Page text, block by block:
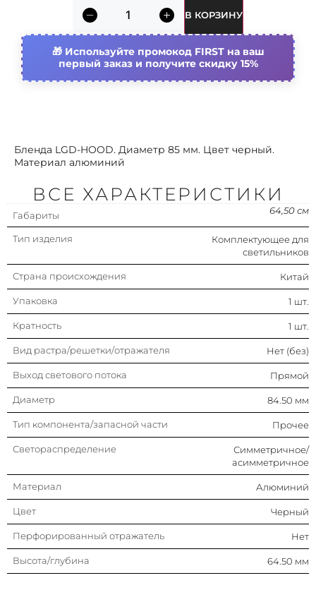
Бленда LGD-HOOD. Диаметр 85 мм. Цвет черный.
Материал алюминий
Тип компонента/запасной части Прочее
Перфорированный отражатель Нет
Высота/глубина 64.50 мм
В КОРЗИНУ
Используйте промокод FIRST на ваш
первый заказ и получите скидку 15%
ВСЕ ХАРАКТЕРИСТИКИ
Габариты 64,50 см
Тип изделия
Комплектующее для
светильников
Страна происхождения Китай
Упаковка 1 шт.
Кратность 1 шт.
Вид растра/решетки/отражателя Нет (без)
Выход светового потока Прямой
Диаметр 84.50 мм
Тип компонента/запасной части Прочее
Светораспределение
Симметричное/
асимметричное
Материал Алюминий
Цвет Черный
Перфорированный отражатель Нет
Высота/глубина 64.50 мм